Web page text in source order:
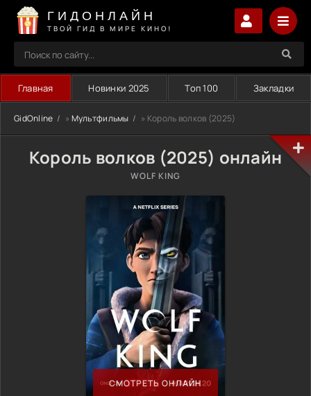
ГИДОНЛАЙН
ТВОЙ ГИД В МИРЕ КИНО!
Главная Новинки 2025 Топ 100 Закладки
GidOnline » Мультфильмы » Король волков (2025)
Король волков (2025) онлайн
WOLF KING
СМОТРЕТЬ ОНЛАЙН